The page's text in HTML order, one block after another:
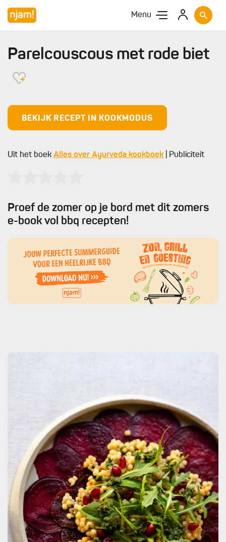
Menu
Parelcouscous met rode biet
BEKIJK RECEPT IN KOOKMODUS
Uit het boek Alles over Ayurveda kookboek | Publiciteit
Proef de zomer op je bord met dit zomers
e-book vol bbq recepten!